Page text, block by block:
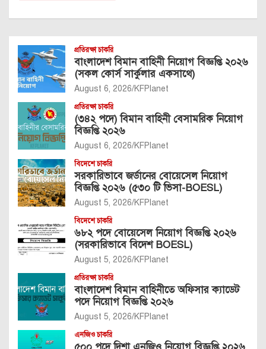
প্রতিরক্ষা চাকরি
বাংলাদেশ বিমান বাহিনী নিয়োগ বিজ্ঞপ্তি ২০২৬
(সকল কোর্স সার্কুলার একসাথে)
August 6, 2026 KFPlanet
প্রতিরক্ষা চাকরি
(৩৪২ পদে) বিমান বাহিনী বেসামরিক নিয়োগ
বিজ্ঞপ্তি ২০২৬
August 6, 2026 KFPlanet
বিদেশে চাকরি
সরকারিভাবে জর্ডানের বোয়েসেল নিয়োগ
বিজ্ঞপ্তি ২০২৬ (৫৩০ টি ভিসা-BOESL)
August 5, 2026 KFPlanet
বিদেশে চাকরি
৬৮২ পদে বোয়েসেল নিয়োগ বিজ্ঞপ্তি ২০২৬
(সরকারিভাবে বিদেশ BOESL)
August 5, 2026 KFPlanet
প্রতিরক্ষা চাকরি
বাংলাদেশ বিমান বাহিনীতে অফিসার ক্যাডেট
পদে নিয়োগ বিজ্ঞপ্তি ২০২৬
August 5, 2026 KFPlanet
এনজিও চাকরি